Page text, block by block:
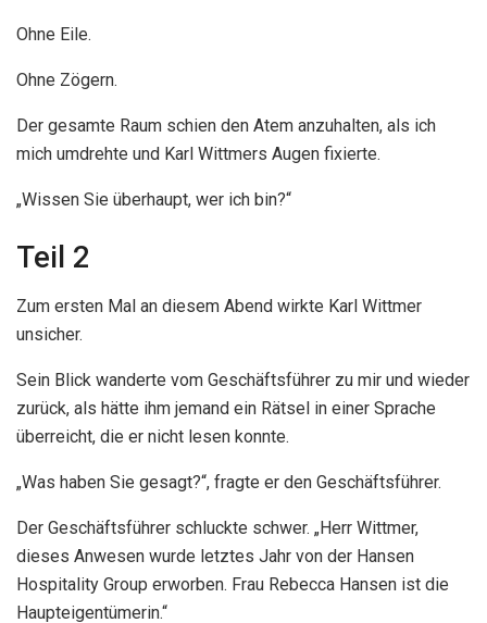
Ohne Eile.
Ohne Zögern.
Der gesamte Raum schien den Atem anzuhalten, als ich
mich umdrehte und Karl Wittmers Augen fixierte.
„Wissen Sie überhaupt, wer ich bin?“
Teil 2
Zum ersten Mal an diesem Abend wirkte Karl Wittmer
unsicher.
Sein Blick wanderte vom Geschäftsführer zu mir und wieder
zurück, als hätte ihm jemand ein Rätsel in einer Sprache
überreicht, die er nicht lesen konnte.
„Was haben Sie gesagt?“, fragte er den Geschäftsführer.
Der Geschäftsführer schluckte schwer. „Herr Wittmer,
dieses Anwesen wurde letztes Jahr von der Hansen
Hospitality Group erworben. Frau Rebecca Hansen ist die
Haupteigentümerin.“